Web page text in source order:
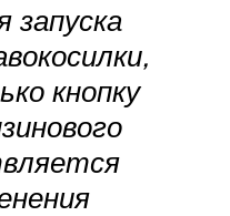
запуска
кнопку